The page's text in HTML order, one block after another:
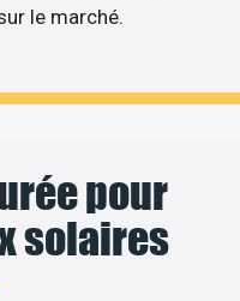
le marché.
pour
solaires